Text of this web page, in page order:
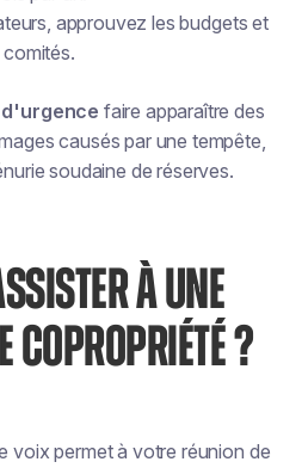
approuvez les budgets et
d'urgence faire apparaître des
causés par une tempête,
soudaine de réserves.
À UNE
COPROPRIÉTÉ ?
voix permet à votre réunion de